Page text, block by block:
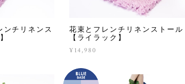
ンチリネンス
花束とフレンチリネンストール
【ライラック】
¥14,980